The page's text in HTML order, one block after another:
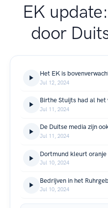
EK
door
Het EK is
Jul 12, 2024
Jul 11, 2024
Jul 11, 2024
Dortmund kleurt oranje
Jul 10, 2024
Jul 10, 2024